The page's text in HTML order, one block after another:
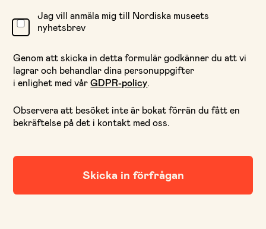
Jag vill anmäla mig till Nordiska museets
nyhetsbrev
Genom att skicka in detta formulär godkänner du att vi
lagrar och behandlar dina personuppgifter
i enlighet med vårGDPR-policy
Observera att besöket inte är bokat förrän du fått en
bekräftelse på det i kontakt med oss.